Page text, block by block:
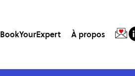
BookYourExpert À propos